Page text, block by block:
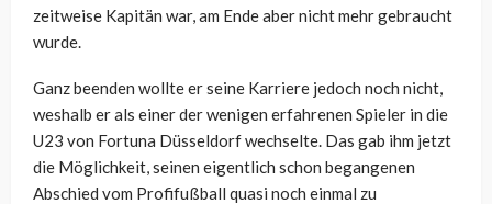
zeitweise Kapitän war, am Ende aber nicht mehr gebraucht
wurde.
Ganz beenden wollte er seine Karriere jedoch noch nicht,
weshalb er als einer der wenigen erfahrenen Spieler in die
U23 von Fortuna Düsseldorf wechselte. Das gab ihm jetzt
die Möglichkeit, seinen eigentlich schon begangenen
Abschied vom Profifußball quasi noch einmal zu